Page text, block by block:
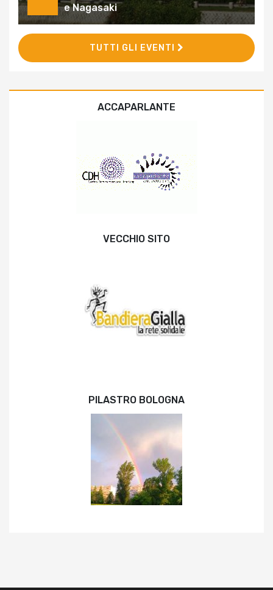
e Nagasaki
TUTTI GLI EVENTI
ACCAPARLANTE
VECCHIO SITO
PILASTRO BOLOGNA